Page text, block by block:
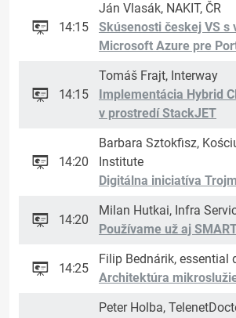
14:15
Ján Vlasák, NAKIT, ČR
Skúsenosti českej VS s
Microsoft Azure pre
14:15
Tomáš Frajt, Interway
Implementácia Hybrid
v prostredí StackJET
14:20
Barbara Sztokfisz,
Institute
Digitálna iniciatíva
14:20
Milan Hutkai, Infra
Používame už aj
14:25
Filip Bednárik, essential
Architektúra
Peter Holba,